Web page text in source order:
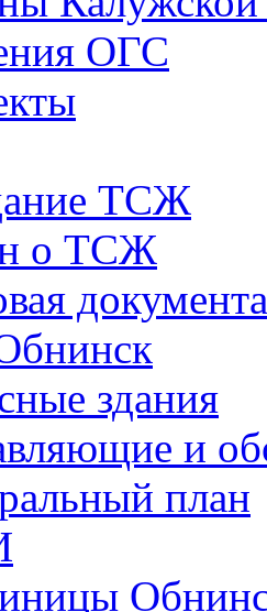
ОГС
ТСЖ
о ТСЖ
здания
и
план